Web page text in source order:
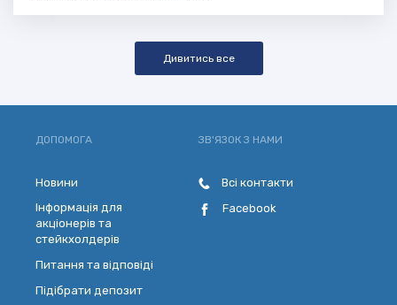
Дивитись все
ДОПОМОГА
Новини
Інформація для
акціонерів та
стейкхолдерів
Питання та відповіді
Підібрати депозит
ЗВ'ЯЗОК З НАМИ
Всі контакти
Facebook